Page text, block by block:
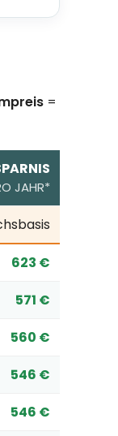
=
JAHR*
623 €
571 €
560 €
546 €
546 €